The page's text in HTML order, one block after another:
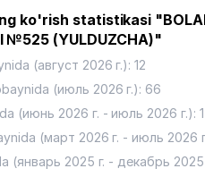
ko'rish statistikasi
№525 (YULDUZCHA)"
(август 2026 г.): 12
(июль 2026 г.): 66
(июнь 2026 г. - июль 2026 г.):
(март 2026 г. - июль 2026
(январь 2025 г. - декабрь 2025